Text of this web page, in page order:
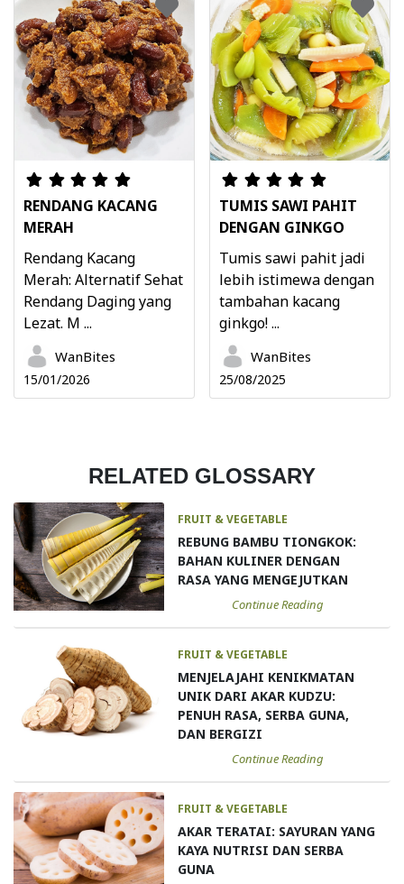
RENDANG KACANG
MERAH
Rendang Kacang
Merah: Alternatif Sehat
Rendang Daging yang
Lezat. M ...
WanBites
15/01/2026
TUMIS SAWI PAHIT
DENGAN GINKGO
Tumis sawi pahit jadi
lebih istimewa dengan
tambahan kacang
ginkgo! ...
WanBites
25/08/2025
RELATED GLOSSARY
FRUIT & VEGETABLE
REBUNG BAMBU TIONGKOK:
BAHAN KULINER DENGAN
RASA YANG MENGEJUTKAN
Continue Reading
FRUIT & VEGETABLE
MENJELAJAHI KENIKMATAN
UNIK DARI AKAR KUDZU:
PENUH RASA, SERBA GUNA,
DAN BERGIZI
Continue Reading
FRUIT & VEGETABLE
AKAR TERATAI: SAYURAN YANG
KAYA NUTRISI DAN SERBA
GUNA